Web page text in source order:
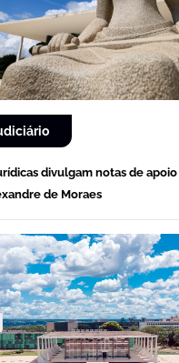
divulgam notas de apoio
de Moraes